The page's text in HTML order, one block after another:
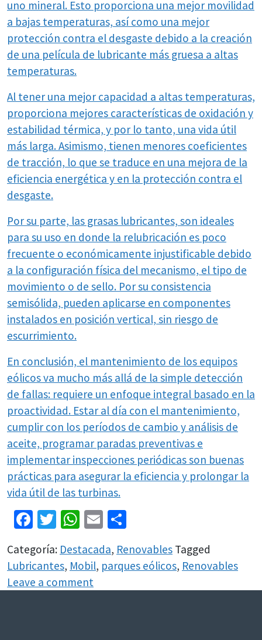
uno mineral. Esto proporciona una mejor movilidad
a bajas temperaturas, así como una mejor
protección contra el desgaste debido a la creación
de una película de lubricante más gruesa a altas
temperaturas.
Al tener una mejor capacidad a altas temperaturas,
proporciona mejores características de oxidación y
estabilidad térmica, y por lo tanto, una vida útil
más larga. Asimismo, tienen menores coeficientes
de tracción, lo que se traduce en una mejora de la
eficiencia energética y en la protección contra el
desgaste.
Por su parte, las grasas lubricantes, son ideales
para su uso en donde la relubricación es poco
frecuente o económicamente injustificable debido
a la configuración física del mecanismo, el tipo de
movimiento o de sello. Por su consistencia
semisólida, pueden aplicarse en componentes
instalados en posición vertical, sin riesgo de
escurrimiento.
En conclusión, el mantenimiento de los equipos
eólicos va mucho más allá de la simple detección
de fallas: requiere un enfoque integral basado en la
proactividad. Estar al día con el mantenimiento,
cumplir con los períodos de cambio y análisis de
aceite, programar paradas preventivas e
implementar inspecciones periódicas son buenas
prácticas para asegurar la eficiencia y prolongar la
vida útil de las turbinas.
Facebook
Twitter
WhatsApp
Email
Categoría: Destacada, Renovables Tagged
Lubricantes, Mobil, parques eólicos, Renovables
Leave a comment